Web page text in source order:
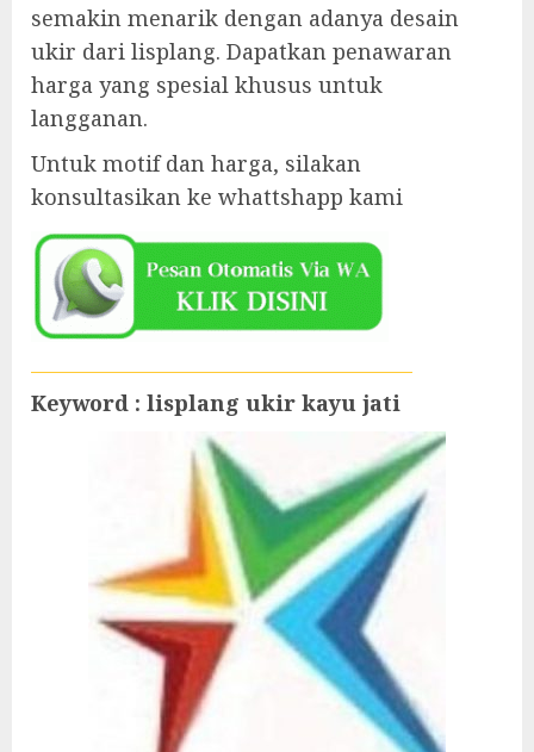
semakin menarik dengan adanya desain
ukir dari lisplang. Dapatkan penawaran
harga yang spesial khusus untuk
langganan.
Untuk motif dan harga, silakan
konsultasikan ke whattshapp kami
Keyword : lisplang ukir kayu jati